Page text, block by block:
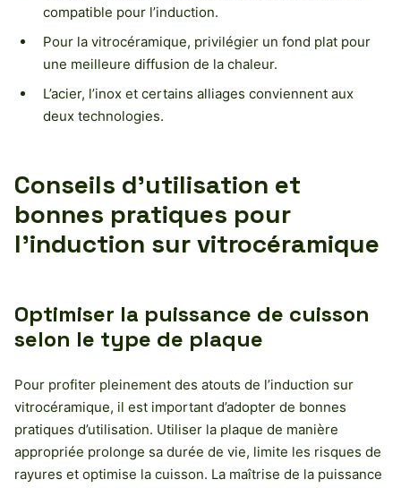
compatible pour l’induction.
Pour la vitrocéramique, privilégier un fond plat pour
une meilleure diffusion de la chaleur.
L’acier, l’inox et certains alliages conviennent aux
deux technologies.
Conseils d’utilisation et
bonnes pratiques pour
l’induction sur vitrocéramique
Optimiser la puissance de cuisson
selon le type de plaque
Pour profiter pleinement des atouts de l’induction sur
vitrocéramique, il est important d’adopter de bonnes
pratiques d’utilisation. Utiliser la plaque de manière
appropriée prolonge sa durée de vie, limite les risques de
rayures et optimise la cuisson. La maîtrise de la puissance